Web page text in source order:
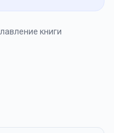
книги